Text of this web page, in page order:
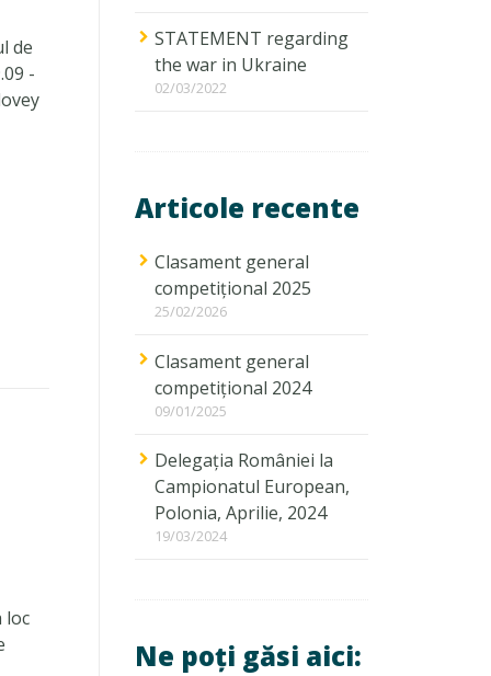
de
-
loc
STATEMENT regarding
the war in Ukraine
02/03/2022
Articole recente
Clasament general
competițional 2025
25/02/2026
Clasament general
competițional 2024
09/01/2025
Delegația României la
Campionatul European,
Polonia, Aprilie, 2024
19/03/2024
Ne poți găsi aici: